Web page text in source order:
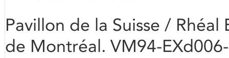
Pavillon de la Suisse /
de Montréal. VM94-